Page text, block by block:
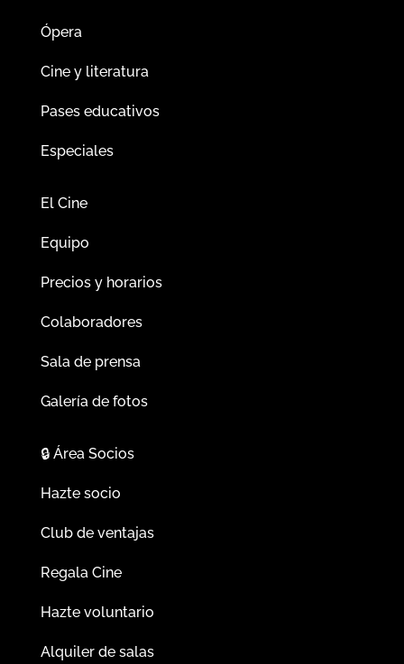
Ópera
Cine y literatura
Pases educativos
Especiales
El Cine
Equipo
Precios y horarios
Colaboradores
Sala de prensa
Galería de fotos
🔒Área Socios
Hazte socio
Club de ventajas
Regala Cine
Hazte voluntario
Alquiler de salas